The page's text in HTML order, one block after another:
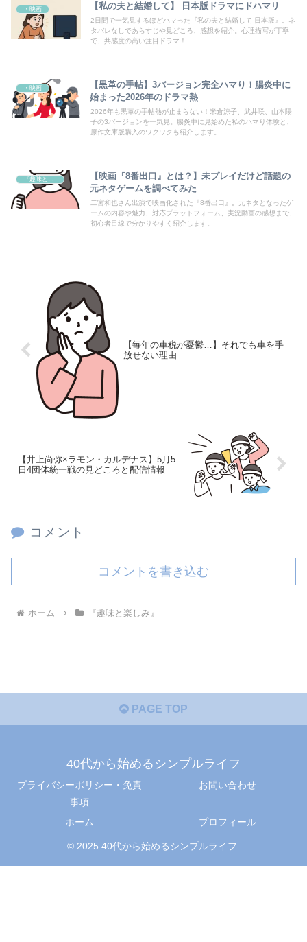
・映画 【私の夫と結婚して】 日本版ドラマにドハマリ
2日間で一気見するほどハマった『私の夫と結婚して 日本版』。ネ
タバレなしであらすじや見どころ、感想を紹介。心理描写が丁寧
で、共感度の高い注目ドラマ！
・映画
【黒革の手帖】3バージョン完全ハマり！腸炎中に
始まった2026年のドラマ熱
2026年も黒革の手帖熱が止まらない！米倉涼子、武井咲、山本陽
子の3バージョンを一気見。腸炎中に見始めた私のハマり体験と、
原作文庫版購入のワクワクも紹介します。
『趣味と楽しみ』
【映画『8番出口』とは？】未プレイだけど話題の
元ネタゲームを調べてみた
二宮和也さん出演で映画化された『8番出口』。元ネタとなったゲ
ームの内容や魅力、対応プラットフォーム、実況動画の感想まで、
初心者目線で分かりやすく紹介します。
【毎年の車税が憂鬱…】それでも車を手
放せない理由
【井上尚弥×ラモン・カルデナス】5月5
日4団体統一戦の見どころと配信情報
コメント
コメントを書き込む
ホーム 『趣味と楽しみ』
PAGE TOP
40代から始めるシンプルライフ
プライバシーポリシー・免責
事項
お問い合わせ
ホーム プロフィール
© 2025 40代から始めるシンプルライフ.